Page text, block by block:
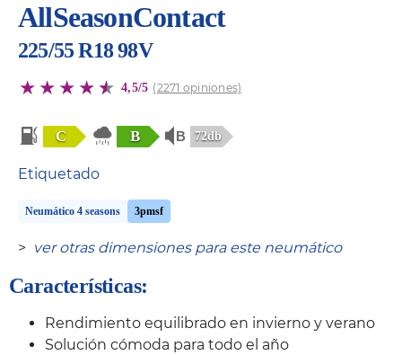
AllSeasonContact
225/55 R18 98V
4,5/5 (2271 opiniones)
C B 72db
Etiquetado
Neumático 4 seasons 3pmsf
> ver otras dimensiones para este neumático
Características:
Rendimiento equilibrado en invierno y verano
Solución cómoda para todo el año